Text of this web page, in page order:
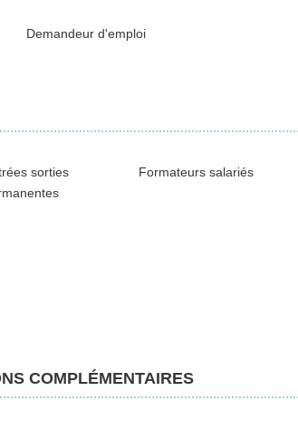
Demandeur d'emploi
sorties
Formateurs salariés
COMPLÉMENTAIRES